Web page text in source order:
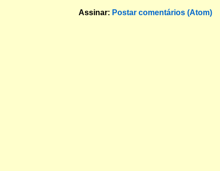
Assinar: Postar comentários (Atom)